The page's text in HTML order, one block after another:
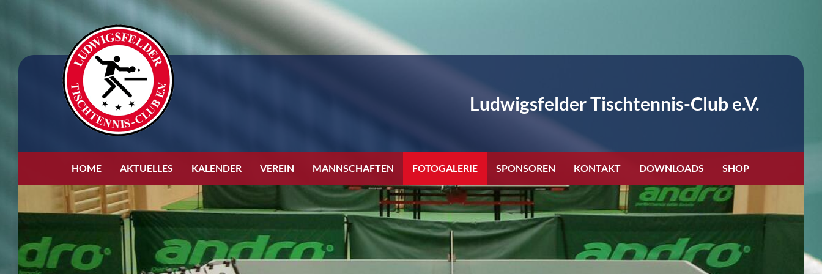
Ludwigsfelder Tischtennis-Club e.V.
HOME AKTUELLES KALENDER VEREIN MANNSCHAFTEN FOTOGALERIE SPONSOREN KONTAKT DOWNLOADS SHOP